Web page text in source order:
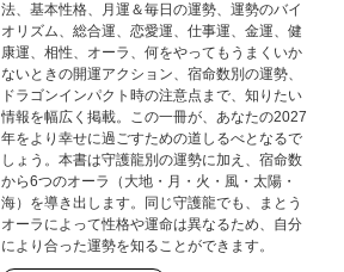
法、基本性格、月運＆毎日の運勢、運勢のバイ
オリズム、総合運、恋愛運、仕事運、金運、健
康運、相性、オーラ、何をやってもうまくいか
ないときの開運アクション、宿命数別の運勢、
ドラゴンインパクト時の注意点まで、知りたい
情報を幅広く掲載。この一冊が、あなたの2027
年をより幸せに過ごすための道しるべとなるで
しょう。本書は守護龍別の運勢に加え、宿命数
から6つのオーラ（大地・月・火・風・太陽・
海）を導き出します。同じ守護龍でも、まとう
オーラによって性格や運命は異なるため、自分
により合った運勢を知ることができます。